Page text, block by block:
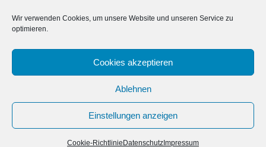
Wir verwenden Cookies, um unsere Website und unseren Service zu
optimieren.
Cookies akzeptieren
Ablehnen
Einstellungen anzeigen
Cookie-Richtlinie Datenschutz Impressum
Kontakt
Cookie-Richtlinie (EU)